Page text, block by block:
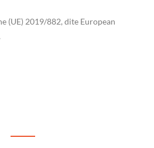
(UE) 2019/882, dite European